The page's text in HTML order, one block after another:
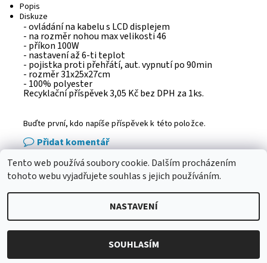
Popis
Diskuze
- ovládání na kabelu s LCD displejem
- na rozměr nohou max velikosti 46
- příkon 100W
- nastavení až 6-ti teplot
- pojistka proti přehřátí, aut. vypnutí po 90min
- rozměr 31x25x27cm
- 100% polyester
Recyklační příspěvek 3,05 Kč bez DPH za 1ks.
Buďte první, kdo napíše příspěvek k této položce.
Přidat komentář
eshop - elektrodvorak.cz
2026 © Adba.cz, všechna práva vyhrazena
Vytvořil Shoptet
Tento web používá soubory cookie. Dalším procházením
tohoto webu vyjadřujete souhlas s jejich používáním.
NASTAVENÍ
SOUHLASÍM